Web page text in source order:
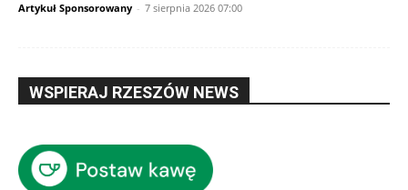
Artykuł Sponsorowany - 7 sierpnia 2026 07:00
WSPIERAJ RZESZÓW NEWS